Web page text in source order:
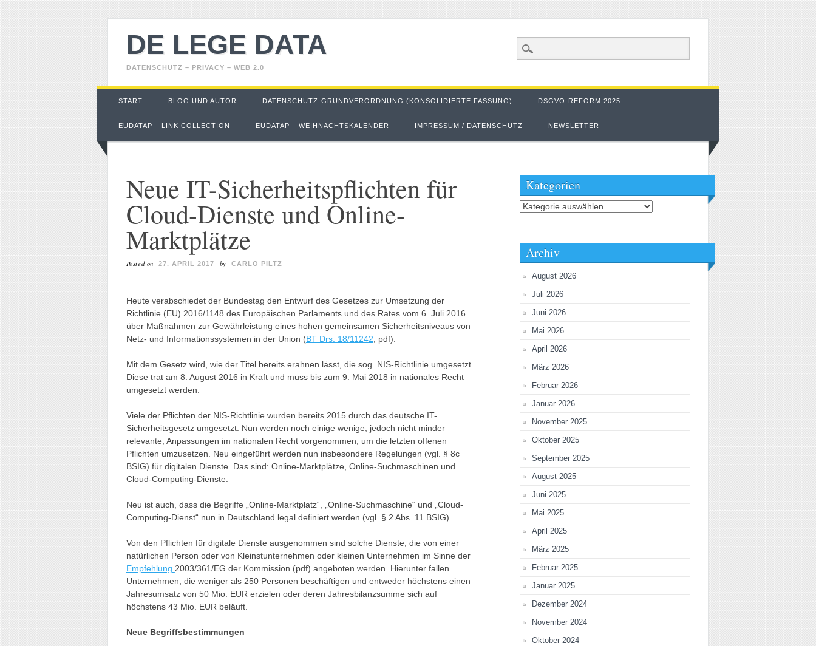
DE LEGE DATA
DATENSCHUTZ – PRIVACY – WEB 2.0
Main menu
Skip
START BLOG UND AUTOR DATENSCHUTZ-GRUNDVERORDNUNG (KONSOLIDIERTE FASSUNG) DSGVO-REFORM 2025
EUDATAP – LINK COLLECTION EUDATAP – WEIHNACHTSKALENDER IMPRESSUM / DATENSCHUTZ NEWSLETTER
Neue IT-Sicherheitspflichten für
Cloud-Dienste und Online-
Marktplätze
Posted on 27. APRIL 2017 by CARLO PILTZ
Heute verabschiedet der Bundestag den Entwurf des Gesetzes zur Umsetzung der
Richtlinie (EU) 2016/1148 des Europäischen Parlaments und des Rates vom 6. Juli 2016
über Maßnahmen zur Gewährleistung eines hohen gemeinsamen Sicherheitsniveaus von
Netz- und Informationssystemen in der Union (BT Drs. 18/11242 , pdf).
Mit dem Gesetz wird, wie der Titel bereits erahnen lässt, die sog. NIS-Richtlinie umgesetzt.
Diese trat am 8. August 2016 in Kraft und muss bis zum 9. Mai 2018 in nationales Recht
umgesetzt werden.
Viele der Pflichten der NIS-Richtlinie wurden bereits 2015 durch das deutsche IT-
Sicherheitsgesetz umgesetzt. Nun werden noch einige wenige, jedoch nicht minder
relevante, Anpassungen im nationalen Recht vorgenommen, um die letzten offenen
Pflichten umzusetzen. Neu eingeführt werden nun insbesondere Regelungen (vgl. § 8c
BSIG) für digitalen Dienste. Das sind: Online-Marktplätze, Online-Suchmaschinen und
Cloud-Computing-Dienste.
Neu ist auch, dass die Begriffe „Online-Marktplatz“, „Online-Suchmaschine“ und „Cloud-
Computing-Dienst“ nun in Deutschland legal definiert werden (vgl. § 2 Abs. 11 BSIG).
Von den Pflichten für digitale Dienste ausgenommen sind solche Dienste, die von einer
natürlichen Person oder von Kleinstunternehmen oder kleinen Unternehmen im Sinne der
Empfehlung 2003/361/EG der Kommission (pdf) angeboten werden. Hierunter fallen
Unternehmen, die weniger als 250 Personen beschäftigen und entweder höchstens einen
Jahresumsatz von 50 Mio. EUR erzielen oder deren Jahresbilanzsumme sich auf
höchstens 43 Mio. EUR beläuft.
Neue Begriffsbestimmungen
Kategorien
Kategorien
Archiv
August 2026
Juli 2026
Juni 2026
Mai 2026
April 2026
März 2026
Februar 2026
Januar 2026
November 2025
Oktober 2025
September 2025
August 2025
Juni 2025
Mai 2025
April 2025
März 2025
Februar 2025
Januar 2025
Dezember 2024
November 2024
Oktober 2024